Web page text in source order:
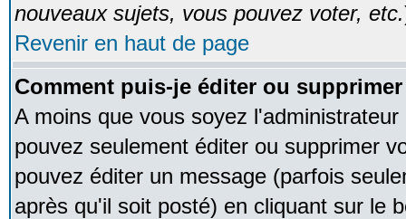
nouveaux sujets, vous pouvez voter, etc.
Revenir en haut de page
Comment puis-je éditer ou
A moins que vous soyez
pouvez seulement éditer ou supprimer
pouvez éditer un message (parfois
après qu'il soit posté) en cliquant sur le